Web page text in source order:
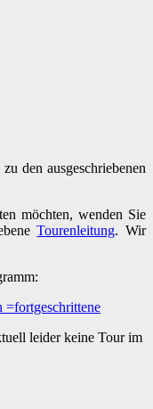
den ausgeschriebenen
möchten, wenden Sie
Tourenleitung. Wir
=fortgeschrittene
leider keine Tour im